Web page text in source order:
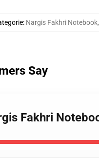
: Nargis Fakhri Notebook,
Say
Fakhri